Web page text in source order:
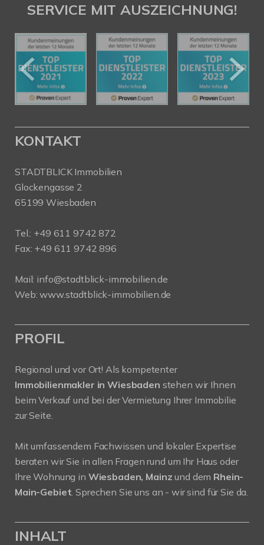
SERVICE MIT AUSZEICHNUNG!
KONTAKT
STADTBLICK Immobilien
Glockengasse 2
65199 Wiesbaden
Tel.: +49 611 9742 872
Fax: +49 611 9742 896
Mail: info@stadtblick-immobilien.de
Web:www.stadtblick-immobilien.de
PROFIL
Regional und vor Ort! Als kompetenter
Immobilienmakler in Wiesbaden stehen wir Ihnen
beim Verkauf und bei der Vermietung Ihrer Immobilie
zur Seite.
Mit umfassendem Fachwissen und lokaler Expertise
beraten wir Sie in allen Fragen rund um Ihr Haus oder
Ihre Wohnung in Wiesbaden, Mainzund dem Rhein-
Main-Gebiet. Sprechen Sie uns an - wir sind für Sie da.
INHALT